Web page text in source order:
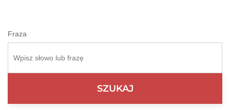
Fraza